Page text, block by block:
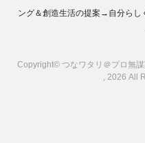
ング＆創造生活の提案→自分らし
Copyright© つなワタリ＠プロ無
, 2026 All